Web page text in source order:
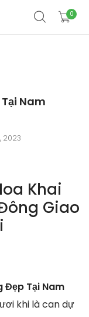
0
Nam
2023
Khai
Giao
Đẹp Tại Nam
khi là can dự